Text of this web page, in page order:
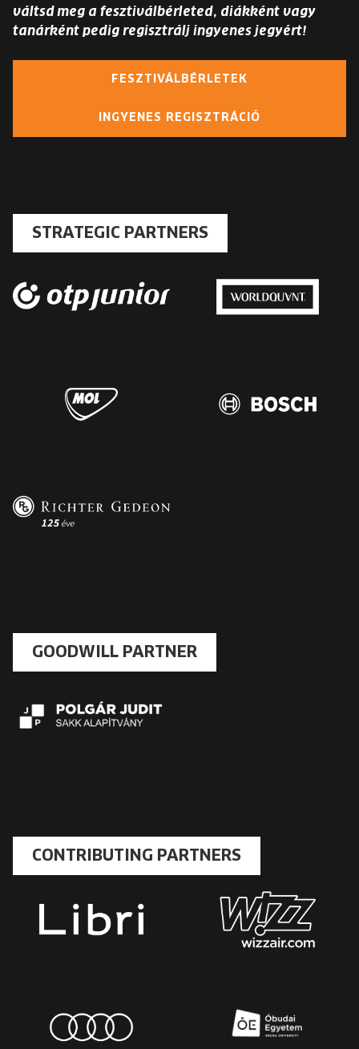
váltsd meg a fesztiválbérleted, diákként vagy
tanárként pedig regisztrálj ingyenes jegyért!
FESZTIVÁLBÉRLETEK
INGYENES REGISZTRÁCIÓ
STRATEGIC PARTNERS
GOODWILL PARTNER
CONTRIBUTING PARTNERS